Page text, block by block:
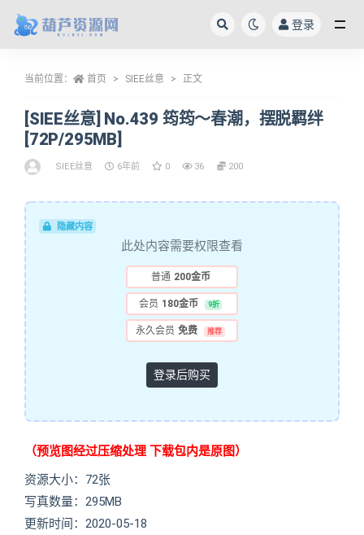
登录
当前位置： 首页 SIEE丝意 正文
[SIEE丝意] No.439 筠筠～春潮，摆脱羁绊
[72P/295MB]
SIEE丝意 6年前 0 36 200
隐藏内容
此处内容需要权限查看
普通 200金币
会员 180金币 9折
永久会员 免费 推荐
登录后购买
（预览图经过压缩处理 下载包内是原图）
资源大小：72张
写真数量：295MB
更新时间：2020-05-18